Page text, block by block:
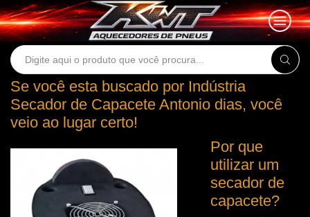
Search
Se você esta buscado por Indústria
Secador de Capacete Antonio dias, você
veio ao lugar certo!
Por que
utilizar um
secador de
capacete?